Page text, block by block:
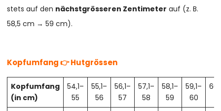
stets auf den nächstgrösseren Zentimeter auf (z. B.
58,5 cm → 59 cm).
Kopfumfang 👉 Hutgrössen
Kopfumfang
(in cm)
54,1–
55
55,1–
56
56,1–
57
57,1–
58
58,1–
59
59,1–
60